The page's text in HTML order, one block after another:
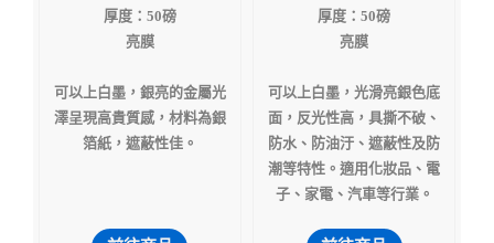
厚度：50磅
亮膜
可以上白墨，銀亮的金屬光
澤呈現高貴質感，材料為銀
箔紙，遮蔽性佳。
厚度：50磅
亮膜
可以上白墨，光滑亮銀色底
面，反光性高，具撕不破、
防水、防油汙、遮蔽性及防
潮等特性。適用化妝品、電
子、家電、汽車等行業。